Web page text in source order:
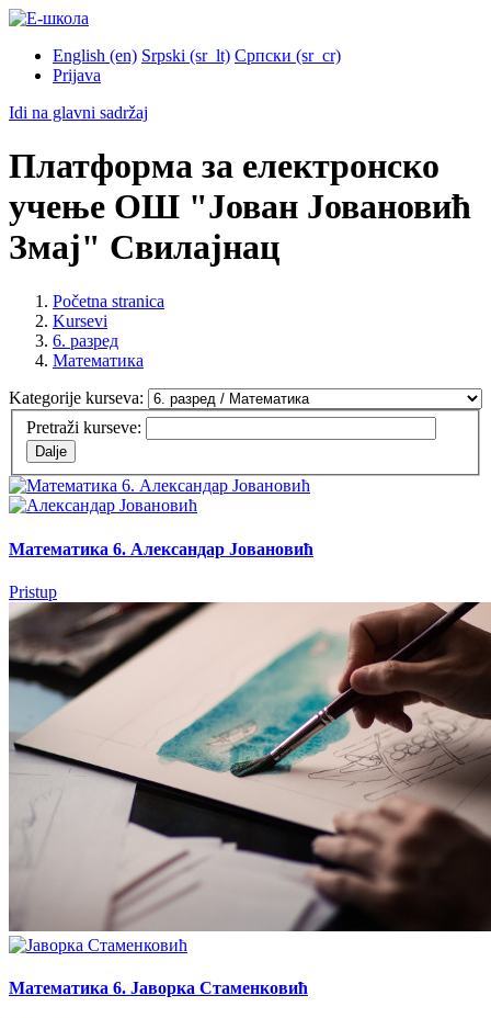
English ‎(en)‎ Srpski ‎(sr_lt)‎ Српски ‎(sr_cr)‎
Prijava
Idi na glavni sadržaj
Платформа за електронско
учење ОШ "Јован Јовановић
Змај" Свилајнац
Početna stranica
Kursevi
6. разред
Математика
Kategorije kurseva:
Pretraži kurseve:
Математика 6. Александар Јовановић
Pristup
Математика 6. Јаворка Стаменковић